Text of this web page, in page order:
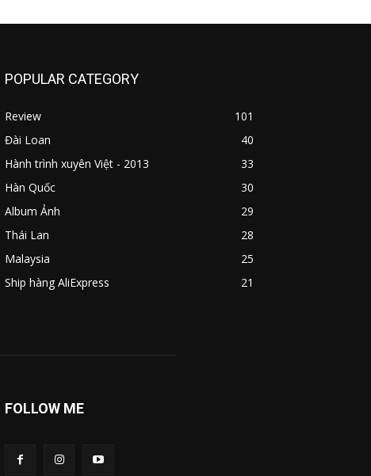
POPULAR CATEGORY
Review
101
Đài Loan
40
Hành trình xuyên Việt - 2013
33
Hàn Quốc
30
Album Ảnh
29
Thái Lan
28
Malaysia
25
Ship hàng AliExpress
21
FOLLOW ME